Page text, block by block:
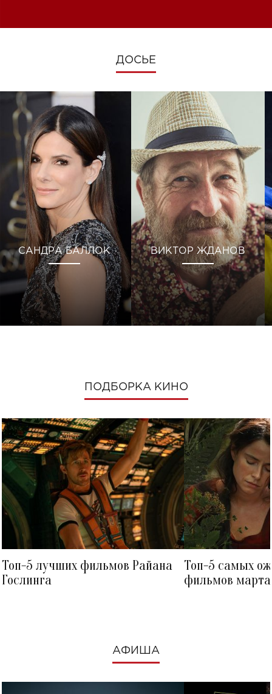
ДОСЬЕ
САНДРА БАЛЛОК ВИКТОР ЖДАНОВ
ПОДБОРКА КИНО
Топ-5 лучших фильмов Райана
Гослинга
Топ-5 самых
фильмов
АФИША